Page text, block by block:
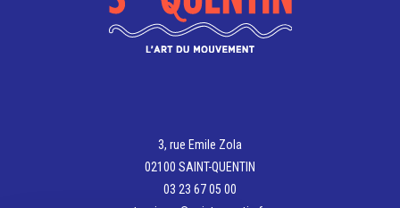
3, rue Emile Zola
02100 SAINT-QUENTIN
03 23 67 05 00